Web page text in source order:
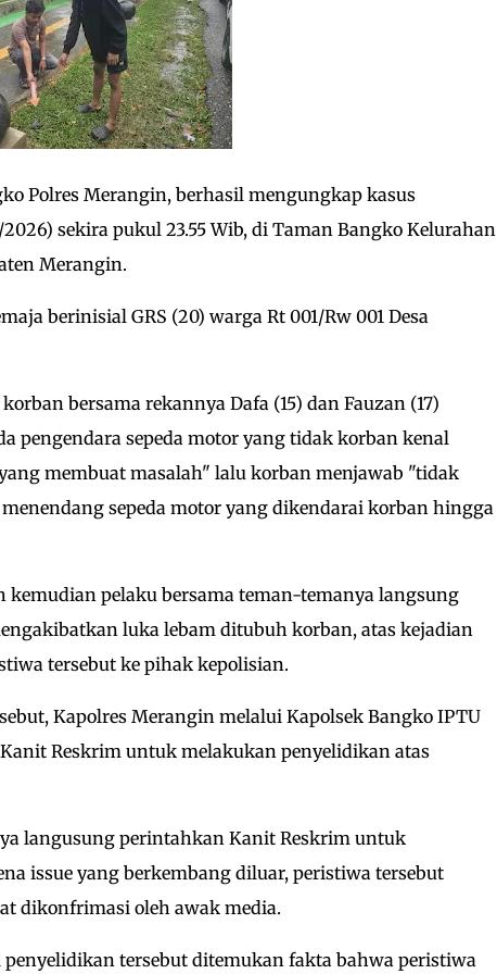
Polres Merangin, berhasil mengungkap kasus
sekira pukul 23.55 Wib, di Taman Bangko Kelurahan
Merangin.
berinisial GRS (20) warga Rt 001/Rw 001 Desa
bersama rekannya Dafa (15) dan Fauzan (17)
pengendara sepeda motor yang tidak korban kenal
membuat masalah" lalu korban menjawab "tidak
sepeda motor yang dikendarai korban hingga
pelaku bersama teman-temanya langsung
luka lebam ditubuh korban, atas kejadian
tersebut ke pihak kepolisian.
Kapolres Merangin melalui Kapolsek Bangko IPTU
Reskrim untuk melakukan penyelidikan atas
langusung perintahkan Kanit Reskrim untuk
issue yang berkembang diluar, peristiwa tersebut
dikonfrimasi oleh awak media.
tersebut ditemukan fakta bahwa peristiwa